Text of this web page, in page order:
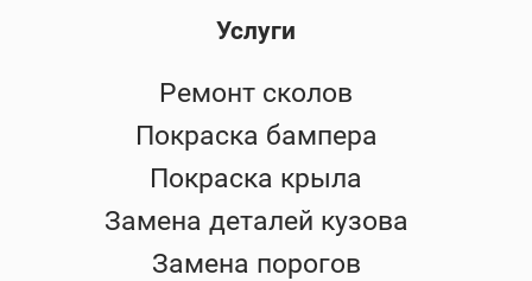
Услуги
Ремонт сколов
Покраска бампера
Покраска крыла
Замена деталей кузова
Замена порогов